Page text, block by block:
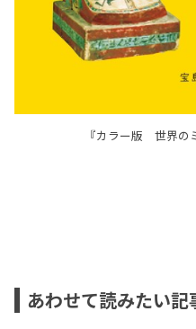
『カラー版 世界の
あわせて読みたい記